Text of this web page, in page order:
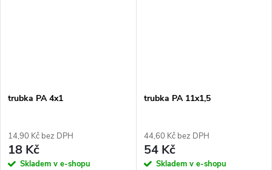
trubka PA 4x1
14,90 Kč bez DPH
18 Kč
Skladem v e-shopu
trubka PA 11x1,5
44,60 Kč bez DPH
54 Kč
Skladem v e-shopu